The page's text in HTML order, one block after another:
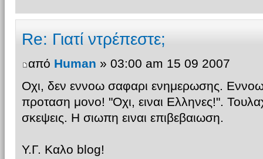
Re: Γιατί ντρέπεστε;
από Human » 03:00 am 15 09 2007
Οχι, δεν εννοω σαφαρι ενημερωσης.
προταση μονο! "Οχι, ειναι Ελληνες!".
σκεψεις. Η σιωπη ειναι επιβεβαιωση.
Υ.Γ. Καλο blog!